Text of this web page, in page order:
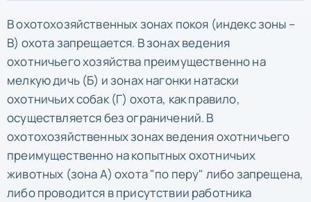
В охотохозяйственных зонах покоя (индекс зоны –
В) охота запрещается. В зонах ведения
охотничьего хозяйства преимущественно на
мелкую дичь (Б) и зонах нагонки натаски
охотничьих собак (Г) охота, как правило,
осуществляется без ограничений. В
охотохозяйственных зонах ведения охотничьего
преимущественно на копытных охотничьих
животных (зона А) охота "по перу" либо запрещена,
либо проводится в присутствии работника